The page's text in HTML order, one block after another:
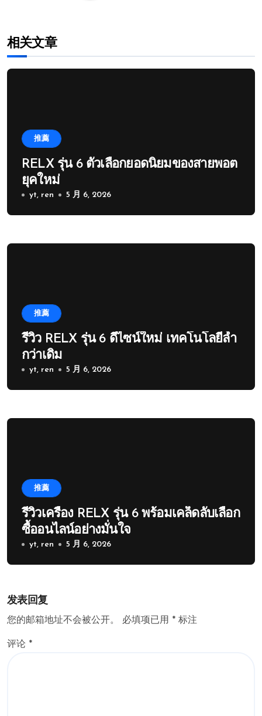
相关文章
推薦
RELX รุ่น 6 ตัวเลือกยอดนิยมของสายพอต
ยุคใหม่
yt, ren 5 月 6, 2026
推薦
รีวิว RELX รุ่น 6 ดีไซน์ใหม่ เทคโนโลยีล้ำ
กว่าเดิม
yt, ren 5 月 6, 2026
推薦
รีวิวเครื่อง RELX รุ่น 6 พร้อมเคล็ดลับเลือก
ซื้ออนไลน์อย่างมั่นใจ
yt, ren 5 月 6, 2026
发表回复
您的邮箱地址不会被公开。 必填项已用 * 标注
评论 *